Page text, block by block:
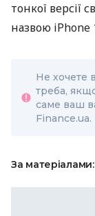
тонкої версії
назвою iPhone
Не хочете
треба,
саме ваш
Finance.ua.
За матеріалами: